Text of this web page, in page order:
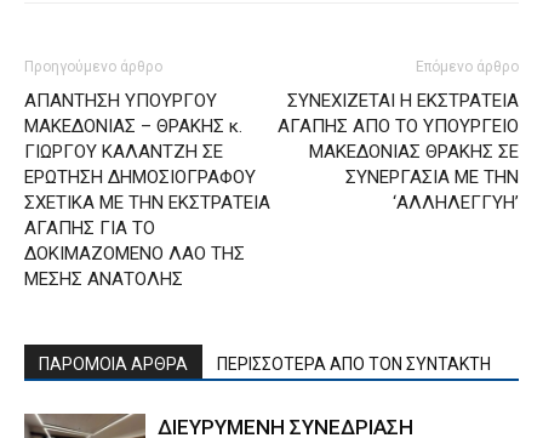
Προηγούμενο άρθρο
ΑΠΑΝΤΗΣΗ ΥΠΟΥΡΓΟΥ
ΜΑΚΕΔΟΝΙΑΣ – ΘΡΑΚΗΣ κ.
ΓΙΩΡΓΟΥ ΚΑΛΑΝΤΖΗ ΣΕ
ΕΡΩΤΗΣΗ ΔΗΜΟΣΙΟΓΡΑΦΟΥ
ΣΧΕΤΙΚΑ ΜΕ ΤΗΝ ΕΚΣΤΡΑΤΕΙΑ
ΑΓΑΠΗΣ ΓΙΑ ΤΟ
ΔΟΚΙΜΑΖΟΜΕΝΟ ΛΑΟ ΤΗΣ
ΜΕΣΗΣ ΑΝΑΤΟΛΗΣ
Επόμενο άρθρο
ΣΥΝΕΧΙΖΕΤΑΙ Η ΕΚΣΤΡΑΤΕΙΑ
ΑΓΑΠΗΣ ΑΠΟ ΤΟ ΥΠΟΥΡΓΕΙΟ
ΜΑΚΕΔΟΝΙΑΣ ΘΡΑΚΗΣ ΣΕ
ΣΥΝΕΡΓΑΣΙΑ ΜΕ ΤΗΝ
‘ΑΛΛΗΛΕΓΓΥΗ’
ΠΑΡΟΜΟΙΑ ΑΡΘΡΑ ΠΕΡΙΣΣΟΤΕΡΑ ΑΠΟ ΤΟΝ ΣΥΝΤΑΚΤΗ
ΔΙΕΥΡΥΜΕΝΗ ΣΥΝΕΔΡΙΑΣΗ